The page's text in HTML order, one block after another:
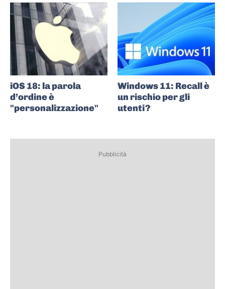
iOS 18: la parola
d’ordine è
"personalizzazione"
Windows 11: Recall è
un rischio per gli
utenti?
Pubblicità